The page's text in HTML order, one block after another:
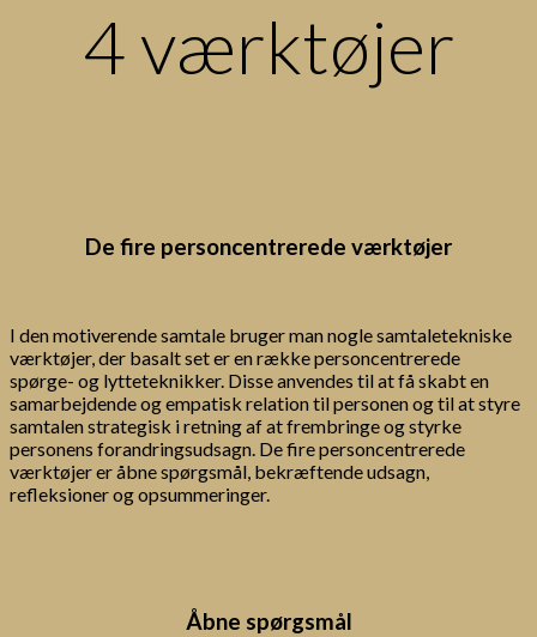
4 værktøjer
De fire personcentrerede værktøjer
I den motiverende samtale bruger man nogle samtaletekniske
værktøjer, der basalt set er en række personcentrerede
spørge- og lytteteknikker. Disse anvendes til at få skabt en
samarbejdende og empatisk relation til personen og til at styre
samtalen strategisk i retning af at frembringe og styrke
personens forandringsudsagn. De fire personcentrerede
værktøjer er åbne spørgsmål, bekræftende udsagn,
refleksioner og opsummeringer.
Åbne spørgsmål